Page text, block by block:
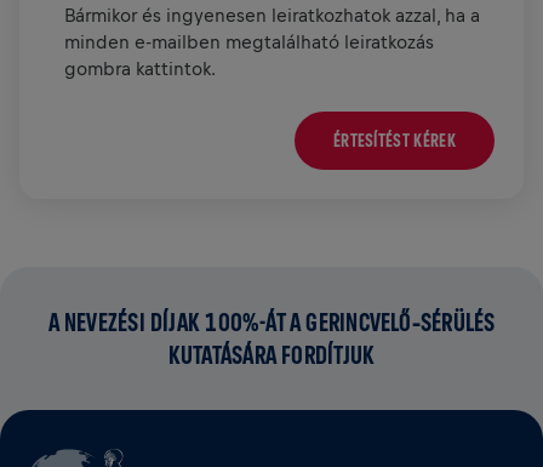
Bármikor és ingyenesen leiratkozhatok azzal, ha a
minden e-mailben megtalálható leiratkozás
gombra kattintok.
ÉRTESÍTÉST KÉREK
A NEVEZÉSI DÍJAK 100%-ÁT A GERINCVELŐ‑SÉRÜLÉS
KUTATÁSÁRA FORDÍTJUK